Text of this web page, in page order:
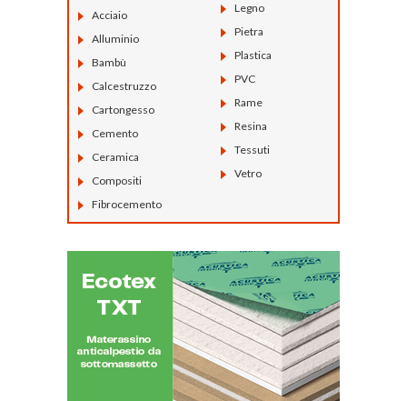
Acciaio
Alluminio
Bambù
Calcestruzzo
Cartongesso
Cemento
Ceramica
Compositi
Fibrocemento
Legno
Pietra
Plastica
PVC
Rame
Resina
Tessuti
Vetro